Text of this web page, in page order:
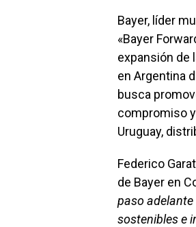
Bayer, líder
«Bayer
expansión de
en Argentina
busca
compromiso
Uruguay,
Federico
de Bayer en
paso
sostenibles e